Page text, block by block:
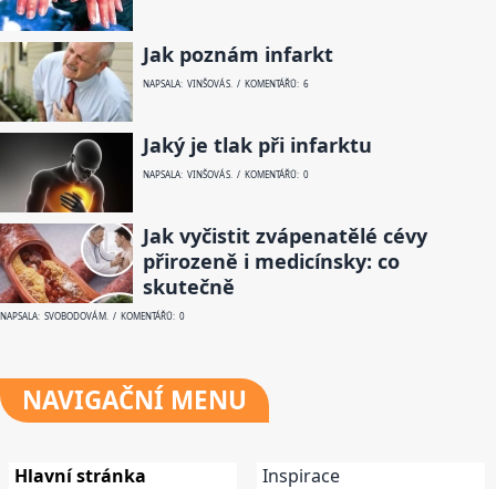
Jak poznám infarkt
NAPSALA: VINŠOVÁ S. / KOMENTÁŘŮ: 6
Jaký je tlak při infarktu
NAPSALA: VINŠOVÁ S. / KOMENTÁŘŮ: 0
Jak vyčistit zvápenatělé cévy
přirozeně i medicínsky: co
skutečně
NAPSALA: SVOBODOVÁ M. / KOMENTÁŘŮ: 0
NAVIGAČNÍ MENU
Hlavní stránka Inspirace